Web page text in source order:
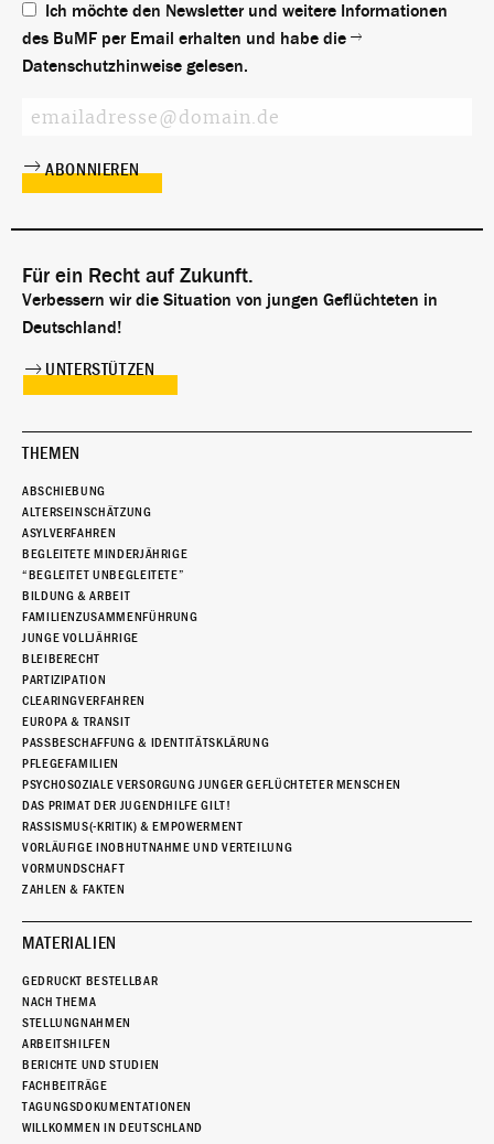
Ich möchte den Newsletter und weitere Informationen
des BuMF per Email erhalten und habe die
Datenschutzhinweise gelesen.
Für ein Recht auf Zukunft.
Verbessern wir die Situation von jungen Geflüchteten in
Deutschland!
UNTERSTÜTZEN
THEMEN
ABSCHIEBUNG
ALTERSEINSCHÄTZUNG
ASYLVERFAHREN
BEGLEITETE MINDERJÄHRIGE
“BEGLEITET UNBEGLEITETE”
BILDUNG & ARBEIT
FAMILIENZUSAMMENFÜHRUNG
JUNGE VOLLJÄHRIGE
BLEIBERECHT
PARTIZIPATION
CLEARINGVERFAHREN
EUROPA & TRANSIT
PASSBESCHAFFUNG & IDENTITÄTSKLÄRUNG
PFLEGEFAMILIEN
PSYCHOSOZIALE VERSORGUNG JUNGER GEFLÜCHTETER MENSCHEN
DAS PRIMAT DER JUGENDHILFE GILT!
RASSISMUS(-KRITIK) & EMPOWERMENT
VORLÄUFIGE INOBHUTNAHME UND VERTEILUNG
VORMUNDSCHAFT
ZAHLEN & FAKTEN
MATERIALIEN
GEDRUCKT BESTELLBAR
NACH THEMA
STELLUNGNAHMEN
ARBEITSHILFEN
BERICHTE UND STUDIEN
FACHBEITRÄGE
TAGUNGSDOKUMENTATIONEN
WILLKOMMEN IN DEUTSCHLAND